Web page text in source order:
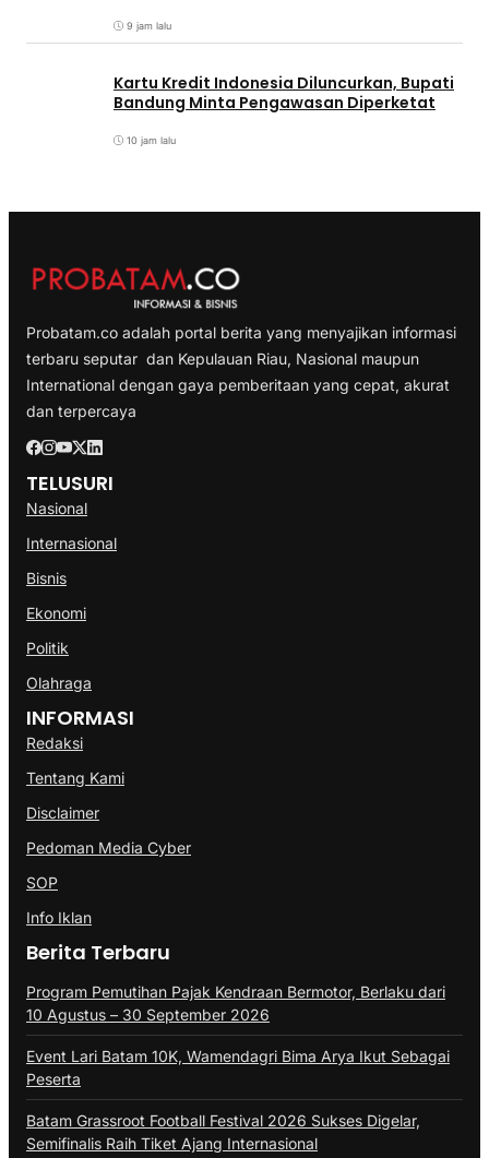
9 jam lalu
Kartu Kredit Indonesia Diluncurkan, Bupati
Bandung Minta Pengawasan Diperketat
10 jam lalu
Probatam.co adalah portal berita yang menyajikan informasi
terbaru seputar dan Kepulauan Riau, Nasional maupun
International dengan gaya pemberitaan yang cepat, akurat
dan terpercaya
TELUSURI
Nasional
Internasional
Bisnis
Ekonomi
Politik
Olahraga
INFORMASI
Redaksi
Tentang Kami
Disclaimer
Pedoman Media Cyber
SOP
Info Iklan
Berita Terbaru
Program Pemutihan Pajak Kendraan Bermotor, Berlaku dari
10 Agustus – 30 September 2026
Event Lari Batam 10K, Wamendagri Bima Arya Ikut Sebagai
Peserta
Batam Grassroot Football Festival 2026 Sukses Digelar,
Semifinalis Raih Tiket Ajang Internasional